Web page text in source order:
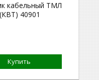
кабельный ТМЛ
40901
Купить